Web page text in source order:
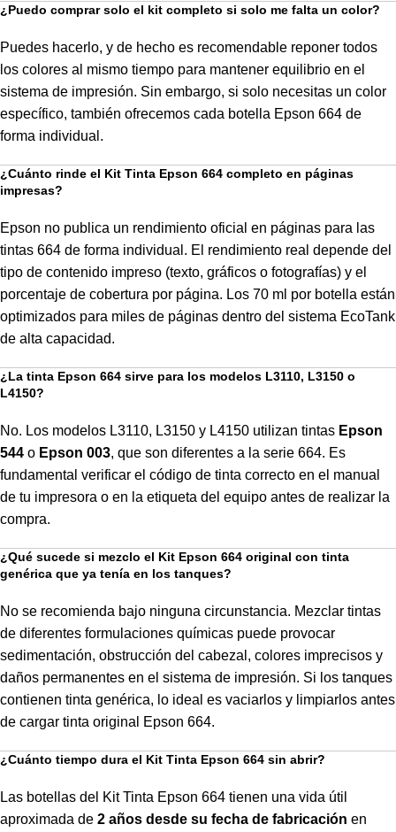
¿Puedo comprar solo el kit completo si solo me falta un color?
Puedes hacerlo, y de hecho es recomendable reponer todos
los colores al mismo tiempo para mantener equilibrio en el
sistema de impresión. Sin embargo, si solo necesitas un color
específico, también ofrecemos cada botella Epson 664 de
forma individual.
¿Cuánto rinde el Kit Tinta Epson 664 completo en páginas
impresas?
Epson no publica un rendimiento oficial en páginas para las
tintas 664 de forma individual. El rendimiento real depende del
tipo de contenido impreso (texto, gráficos o fotografías) y el
porcentaje de cobertura por página. Los 70 ml por botella están
optimizados para miles de páginas dentro del sistema EcoTank
de alta capacidad.
¿La tinta Epson 664 sirve para los modelos L3110, L3150 o
L4150?
No. Los modelos L3110, L3150 y L4150 utilizan tintas Epson
544 o Epson 003, que son diferentes a la serie 664. Es
fundamental verificar el código de tinta correcto en el manual
de tu impresora o en la etiqueta del equipo antes de realizar la
compra.
¿Qué sucede si mezclo el Kit Epson 664 original con tinta
genérica que ya tenía en los tanques?
No se recomienda bajo ninguna circunstancia. Mezclar tintas
de diferentes formulaciones químicas puede provocar
sedimentación, obstrucción del cabezal, colores imprecisos y
daños permanentes en el sistema de impresión. Si los tanques
contienen tinta genérica, lo ideal es vaciarlos y limpiarlos antes
de cargar tinta original Epson 664.
¿Cuánto tiempo dura el Kit Tinta Epson 664 sin abrir?
Las botellas del Kit Tinta Epson 664 tienen una vida útil
aproximada de 2 años desde su fecha de fabricación en